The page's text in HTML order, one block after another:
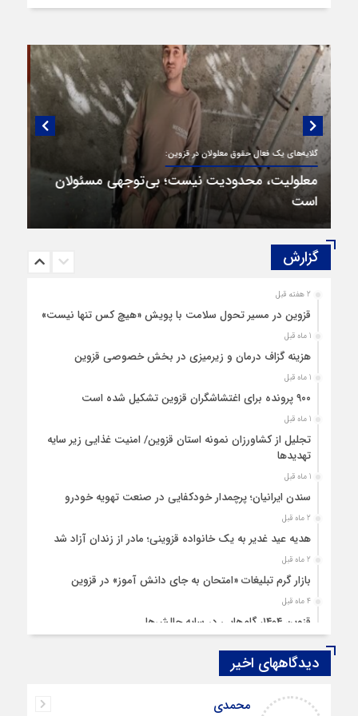
گفتگویی منتشر نشده با پروفسور اهرنجانی،
صاحب نظریه سه‌ شاخگی (۳C)
گزارش‌
2 هفته قبل
قزوین در مسیر تحول سلامت با پویش «هیچ‌ کس تنها نیست»
1 ماه قبل
هزینه‌ گزاف درمان و زیرمیزی در بخش خصوصی قزوین
1 ماه قبل
۹۰۰ پرونده برای اغتشاشگران قزوین تشکیل شده است
1 ماه قبل
تجلیل از کشاورزان نمونه استان قزوین/ امنیت غذایی زیر سایه
تهدیدها
1 ماه قبل
سندن ایرانیان؛ پرچمدار خودکفایی در صنعت تهویه خودرو
2 ماه قبل
هدیه عید غدیر به یک خانواده قزوینی؛ مادر از زندان آزاد شد
2 ماه قبل
بازار گرم تبلیغات «امتحان به جای دانش‌ آموز» در قزوین
4 ماه قبل
قزوین ۱۴۰۴، گام‌هایی در سایه چالش‌ها
چهارشنبه‌ سوری بی‌غوغا
مردم قزوین زیر آوار گرانی مسکن
دیدگاههای اخیر
محمدی